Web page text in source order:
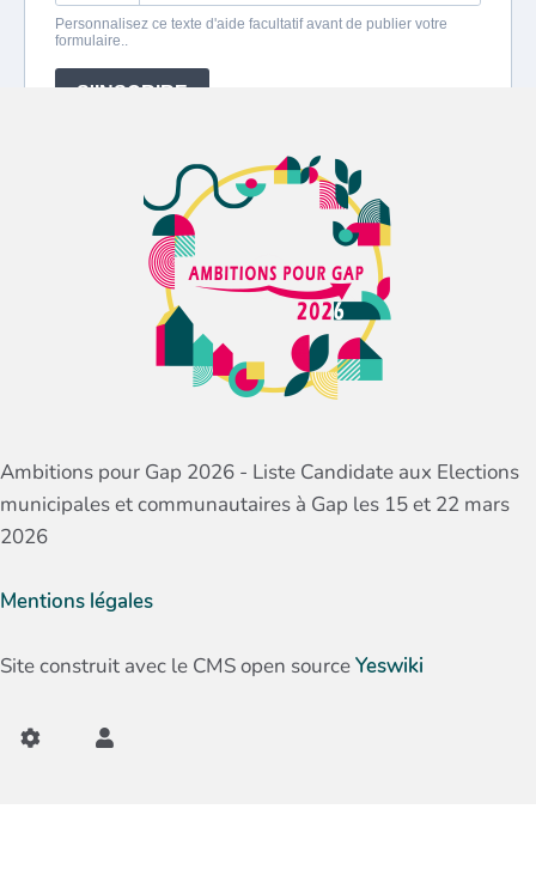
Ambitions pour Gap 2026 - Liste Candidate aux Elections
municipales et communautaires à Gap les 15 et 22 mars
2026
Mentions légales
Site construit avec le CMS open sourceYeswiki